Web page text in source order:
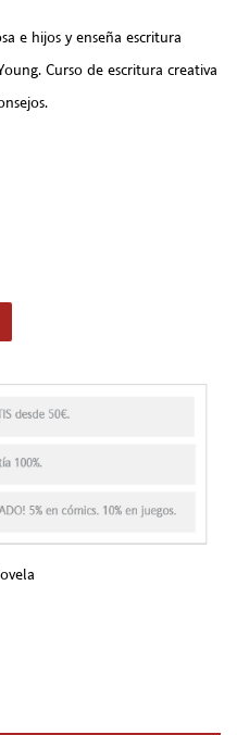
e hijos y enseña escritura
Curso de escritura creativa